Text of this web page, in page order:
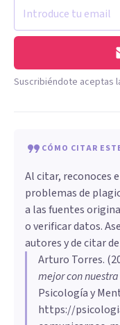
Suscribiéndote aceptas
CÓMO CITAR
Al citar, reconoces
problemas de
a las fuentes
o verificar datos.
autores y de citar
Arturo Torres. (
mejor con
Psicología y
https://